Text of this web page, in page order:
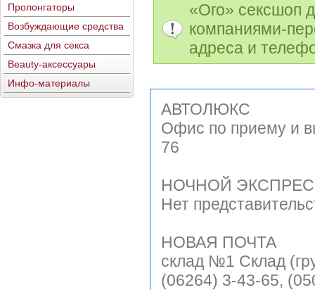
Пролонгаторы
Возбуждающие средства
Смазка для секса
Beauty-аксессуары
Инфо-материалы
«Ого» сексшоп
компаниями-
адреса и
АВТОЛЮКС
Офис по приему и
76
НОЧНОЙ
Нет
НОВАЯ ПОЧТА
склад №1 Склад
(06264) 3-43-65,